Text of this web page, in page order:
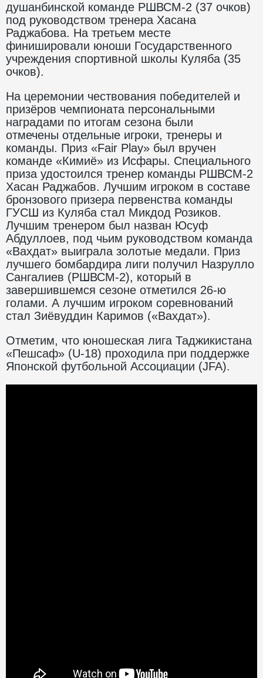
душанбинской команде РШВСМ-2 (37 очков)
под руководством тренера Хасана
Раджабова. На третьем месте
финишировали юноши Государственного
учреждения спортивной школы Куляба (35
очков).
На церемонии чествования победителей и
призёров чемпионата персональными
наградами по итогам сезона были
отмечены отдельные игроки, тренеры и
команды. Приз «Fair Play» был вручен
команде «Кимиё» из Исфары. Специального
приза удостоился тренер команды РШВСМ-2
Хасан Раджабов. Лучшим игроком в составе
бронзового призера первенства команды
ГУСШ из Куляба стал Микдод Розиков.
Лучшим тренером был назван Юсуф
Абдуллоев, под чьим руководством команда
«Вахдат» выиграла золотые медали. Приз
лучшего бомбардира лиги получил Назрулло
Сангалиев (РШВСМ-2), который в
завершившемся сезоне отметился 26-ю
голами. А лучшим игроком соревнований
стал Зиёвуддин Каримов («Вахдат»).
Отметим, что юношеская лига Таджикистана
«Пешсаф» (U-18) проходила при поддержке
Японской футбольной Ассоциации (JFA).